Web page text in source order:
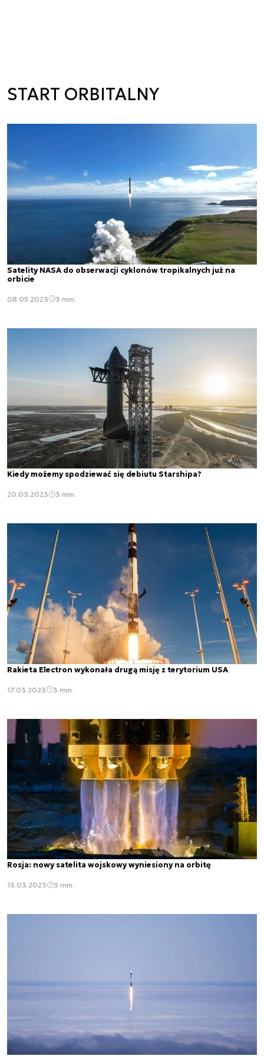
START ORBITALNY
Satelity NASA do obserwacji cyklonów tropikalnych już na
orbicie
08.05.2023 3 min.
Kiedy możemy spodziewać się debiutu Starshipa?
20.03.2023 3 min.
Rakieta Electron wykonała drugą misję z terytorium USA
17.03.2023 3 min.
Rosja: nowy satelita wojskowy wyniesiony na orbitę
13.03.2023 3 min.